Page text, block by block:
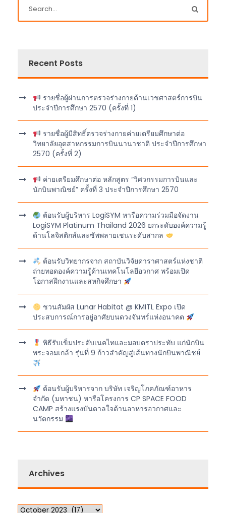
Recent Posts
รายชื่อผู้ผ่านการตรวจร่างกายด้านเวชศาสตร์การบิน
ประจำปีการศึกษา 2570 (ครั้งที่ 1)
รายชื่อผู้มีสิทธิ์ตรวจร่างกายค่ายเตรียมศึกษาต่อ
วิทยาลัยอุตสาหกรรมการบินนานาชาติ ประจำปีการศึกษา
2570 (ครั้งที่ 2)
ค่ายเตรียมศึกษาต่อ หลักสูตร “วิศวกรรมการบินและ
นักบินพาณิชย์” ครั้งที่ 3 ประจำปีการศึกษา 2570
ต้อนรับผู้บริหาร LogiSYM หารือความร่วมมือจัดงาน
LogiSYM Platinum Thailand 2026 ยกระดับองค์ความรู้
ด้านโลจิสติกส์และซัพพลายเชนระดับสากล
ต้อนรับวิทยากรจาก สถาบันวิจัยดาราศาสตร์แห่งชาติ
ถ่ายทอดองค์ความรู้ด้านเทคโนโลยีอวกาศ พร้อมเปิด
โอกาสฝึกงานและสหกิจศึกษา
ชวนสัมผัส Lunar Habitat @ KMITL Expo เปิด
ประสบการณ์การอยู่อาศัยบนดวงจันทร์แห่งอนาคต
พิธีรับเข็มประดับเนคไทและมอบตราประทับ แก่นักบิน
พระจอมเกล้า รุ่นที่ 9 ก้าวสำคัญสู่เส้นทางนักบินพาณิชย์
ต้อนรับผู้บริหารจาก บริษัท เจริญโภคภัณฑ์อาหาร
จำกัด (มหาชน) หารือโครงการ CP SPACE FOOD
CAMP สร้างแรงบันดาลใจด้านอาหารอวกาศและ
นวัตกรรม
Archives